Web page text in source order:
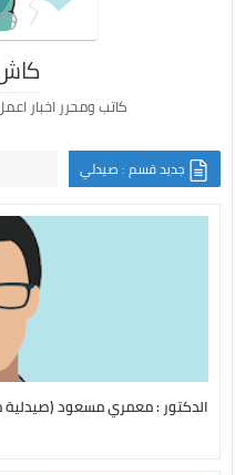
كاتب ومحرر اخبار
جديد قسم : صيدلي
الدكتور : معمري مسعود